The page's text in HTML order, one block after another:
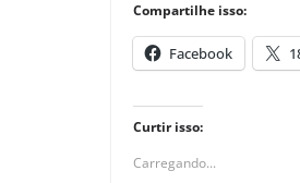
Compartilhe isso:
Facebook
Curtir isso:
Carregando...